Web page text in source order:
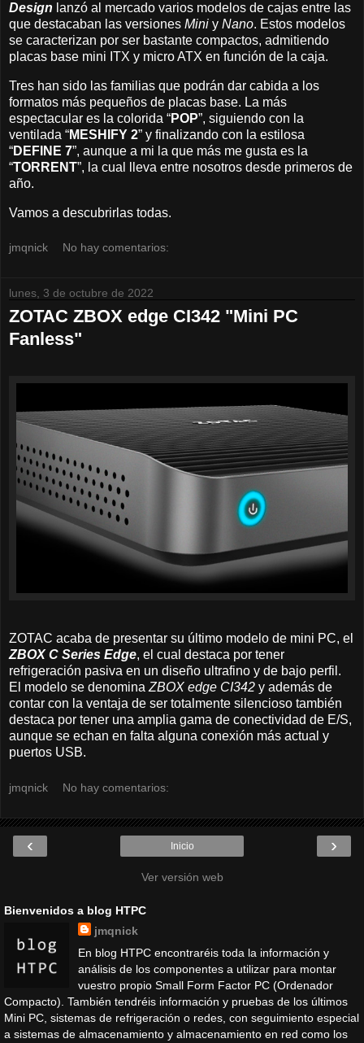
Design lanzó al mercado varios modelos de cajas entre las
que destacaban las versiones Mini y Nano. Estos modelos
se caracterizan por ser bastante compactos, admitiendo
placas base mini ITX y micro ATX en función de la caja.
Tres han sido las familias que podrán dar cabida a los
formatos más pequeños de placas base. La más
espectacular es la colorida “POP”, siguiendo con la
ventilada “MESHIFY 2” y finalizando con la estilosa
“DEFINE 7”, aunque a mi la que más me gusta es la
“TORRENT”, la cual lleva entre nosotros desde primeros de
año.
Vamos a descubrirlas todas.
jmqnick No hay comentarios:
lunes, 3 de octubre de 2022
ZOTAC ZBOX edge CI342 "Mini PC
Fanless"
ZOTAC acaba de presentar su último modelo de mini PC, el
ZBOX C Series Edge, el cual destaca por tener
refrigeración pasiva en un diseño ultrafino y de bajo perfil.
El modelo se denomina ZBOX edge CI342 y además de
contar con la ventaja de ser totalmente silencioso también
destaca por tener una amplia gama de conectividad de E/S,
aunque se echan en falta alguna conexión más actual y
puertos USB.
jmqnick No hay comentarios:
‹ ›
Inicio
Ver versión web
Bienvenidos a blog HTPC
jmqnick
En blog HTPC encontraréis toda la información y
análisis de los componentes a utilizar para montar
vuestro propio Small Form Factor PC (Ordenador
Compacto). También tendréis información y pruebas de los últimos
Mini PC, sistemas de refrigeración o redes, con seguimiento especial
a sistemas de almacenamiento y almacenamiento en red como los